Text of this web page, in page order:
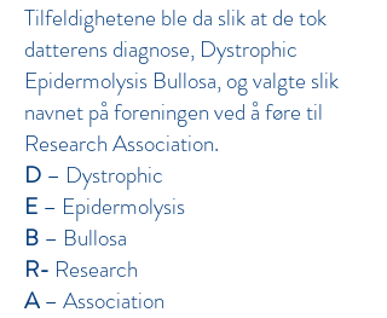
Tilfeldighetene ble da slik at de tok
datterens diagnose, Dystrophic
Epidermolysis Bullosa, og valgte slik
navnet på foreningen ved å føre til
Research Association.
D – Dystrophic
E – Epidermolysis
B – Bullosa
R- Research
A– Association